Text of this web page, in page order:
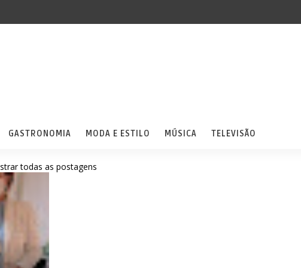
GASTRONOMIA MODA E ESTILO MÚSICA TELEVISÃO
todas as postagens